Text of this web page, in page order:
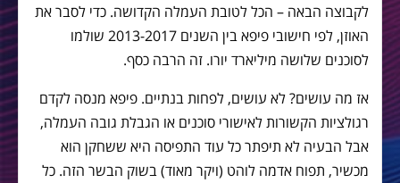
לקבוצה הבאה – הכל לטובת העמלה הקדושה. כדי לסבר את
האוזן, לפי חישובי פיפא בין השנים 2013-2017 שולמו
לסוכנים שלושה מיליארד יורו. זה הרבה כסף.
אז מה עושים? לא עושים, לפחות בנתיים. פיפא מנסה לקדם
רגולציות הקשורות לאישורי סוכנים או הגבלת גובה העמלה,
אבל הבעיה לא תיפתר כל עוד התפיסה היא ששחקן הוא
מכשיר, תפוח אדמה לוהט (ויקר מאוד) בשוק הבשר הזה. כל